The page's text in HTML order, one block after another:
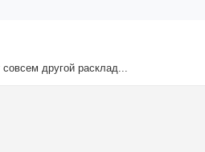
другой расклад...